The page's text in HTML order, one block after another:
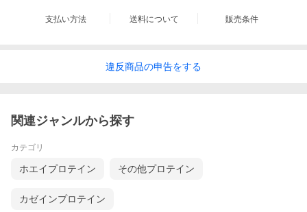
支払い方法 送料について 販売条件
違反商品の申告をする
関連ジャンルから探す
カテゴリ
ホエイプロテイン その他プロテイン
カゼインプロテイン